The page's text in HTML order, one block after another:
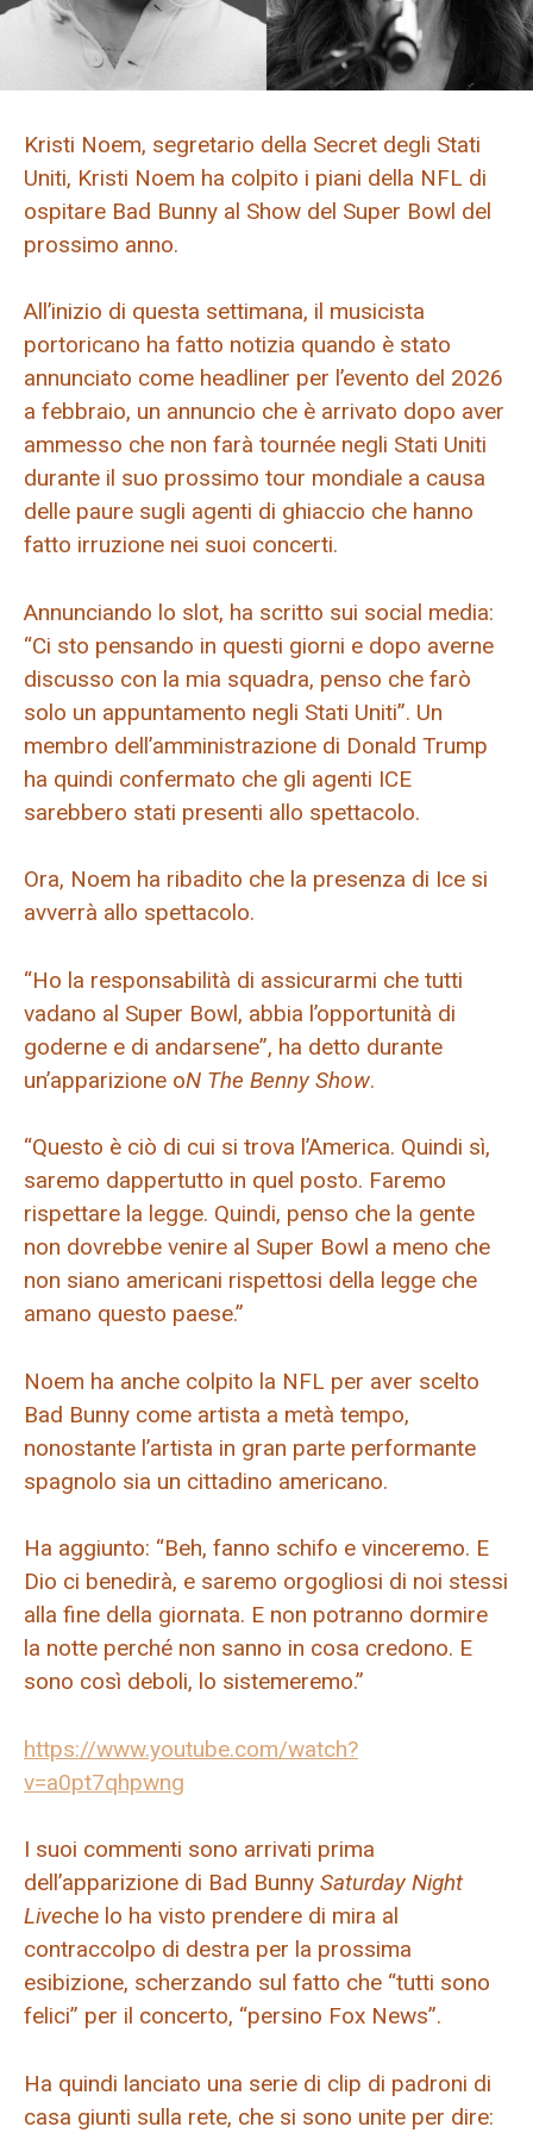
Kristi Noem, segretario della Secret degli Stati
Uniti, Kristi Noem ha colpito i piani della NFL di
ospitare Bad Bunny al Show del Super Bowl del
prossimo anno.
All’inizio di questa settimana, il musicista
portoricano ha fatto notizia quando è stato
annunciato come headliner per l’evento del 2026
a febbraio, un annuncio che è arrivato dopo aver
ammesso che non farà tournée negli Stati Uniti
durante il suo prossimo tour mondiale a causa
delle paure sugli agenti di ghiaccio che hanno
fatto irruzione nei suoi concerti.
Annunciando lo slot, ha scritto sui social media:
“Ci sto pensando in questi giorni e dopo averne
discusso con la mia squadra, penso che farò
solo un appuntamento negli Stati Uniti”. Un
membro dell’amministrazione di Donald Trump
ha quindi confermato che gli agenti ICE
sarebbero stati presenti allo spettacolo.
Ora, Noem ha ribadito che la presenza di Ice si
avverrà allo spettacolo.
“Ho la responsabilità di assicurarmi che tutti
vadano al Super Bowl, abbia l’opportunità di
goderne e di andarsene”, ha detto durante
un’apparizione oN The Benny Show.
“Questo è ciò di cui si trova l’America. Quindi sì,
saremo dappertutto in quel posto. Faremo
rispettare la legge. Quindi, penso che la gente
non dovrebbe venire al Super Bowl a meno che
non siano americani rispettosi della legge che
amano questo paese.”
Noem ha anche colpito la NFL per aver scelto
Bad Bunny come artista a metà tempo,
nonostante l’artista in gran parte performante
spagnolo sia un cittadino americano.
Ha aggiunto: “Beh, fanno schifo e vinceremo. E
Dio ci benedirà, e saremo orgogliosi di noi stessi
alla fine della giornata. E non potranno dormire
la notte perché non sanno in cosa credono. E
sono così deboli, lo sistemeremo.”
https://www.youtube.com/watch?
v=a0pt7qhpwng
I suoi commenti sono arrivati ​​prima
dell’apparizione di Bad Bunny Saturday Night
Liveche lo ha visto prendere di mira al
contraccolpo di destra per la prossima
esibizione, scherzando sul fatto che “tutti sono
felici” per il concerto, “persino Fox News”.
Ha quindi lanciato una serie di clip di padroni di
casa giunti sulla rete, che si sono unite per dire: